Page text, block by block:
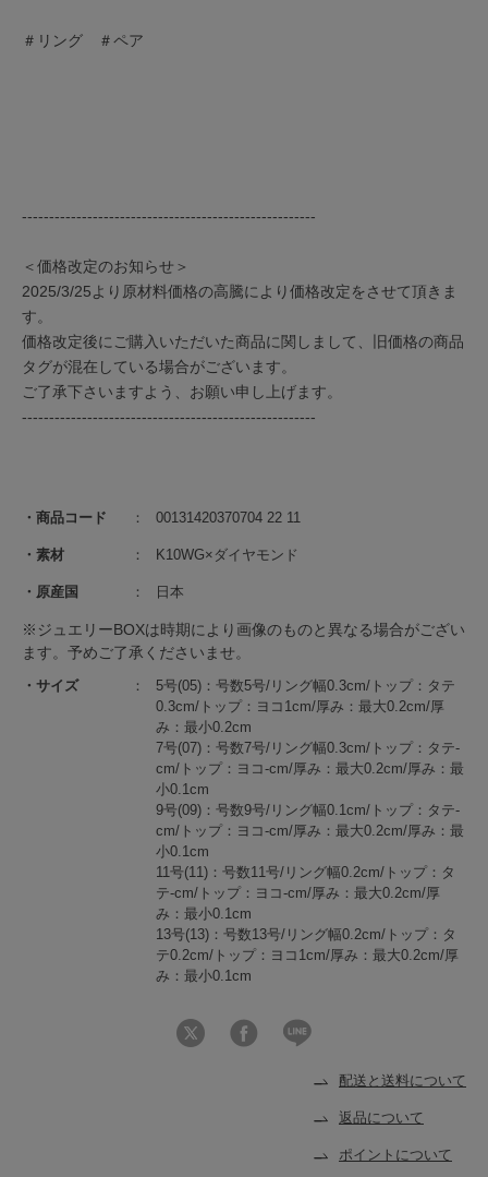
商品コード 00131420370704 22 11
素材 K10WG×ダイヤモンド
原産国 日本
サイズ
5号(05)：号数5号/リング幅0.3cm/トップ：タテ
0.3cm/トップ：ヨコ1cm/厚み：最大0.2cm/厚
み：最小0.2cm
7号(07)：号数7号/リング幅0.3cm/トップ：タテ-
cm/トップ：ヨコ-cm/厚み：最大0.2cm/厚み：最
小0.1cm
9号(09)：号数9号/リング幅0.1cm/トップ：タテ-
cm/トップ：ヨコ-cm/厚み：最大0.2cm/厚み：最
小0.1cm
11号(11)：号数11号/リング幅0.2cm/トップ：タ
テ-cm/トップ：ヨコ-cm/厚み：最大0.2cm/厚
み：最小0.1cm
13号(13)：号数13号/リング幅0.2cm/トップ：タ
テ0.2cm/トップ：ヨコ1cm/厚み：最大0.2cm/厚
み：最小0.1cm
配送と送料について
返品について
ポイントについて
＃リング ＃ペア
------------------------------------------------------
＜価格改定のお知らせ＞
2025/3/25より原材料価格の高騰により価格改定をさせて頂きま
す。
価格改定後にご購入いただいた商品に関しまして、旧価格の商品
タグが混在している場合がございます。
ご了承下さいますよう、お願い申し上げます。
------------------------------------------------------
※ジュエリーBOXは時期により画像のものと異なる場合がござい
ます。予めご了承くださいませ。